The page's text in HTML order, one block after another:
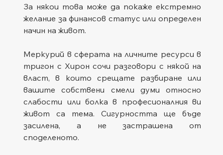
За някои това може да покаже екстремно
желание за финансов статус или определен
начин на живот.
Меркурий в сферата на личните ресурси в
тригон с Хирон сочи разговори с някой на
власт, в които срещате разбиране или
вашите собствени смели думи относно
слабости или болка в професионалния ви
живот са тема. Сигурността ще бъде
засилена, а не застрашена от
споделеното.